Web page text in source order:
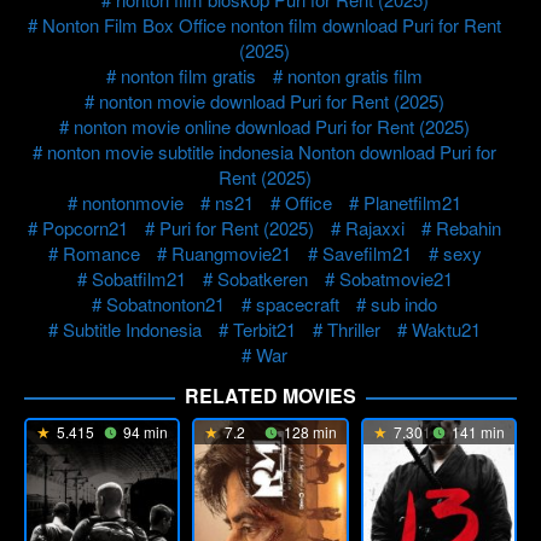
Nonton Film Box Office nonton film download Puri for Rent
(2025)
nonton film gratis
nonton gratis film
nonton movie download Puri for Rent (2025)
nonton movie online download Puri for Rent (2025)
nonton movie subtitle indonesia Nonton download Puri for
Rent (2025)
nontonmovie
ns21 Office
Planetfilm21
Popcorn21
Puri for Rent (2025) Rajaxxi
Rebahin
Romance
Ruangmovie21 Savefilm21
sexy
Sobatfilm21
Sobatkeren
Sobatmovie21
Sobatnonton21
spacecraft
sub indo
Subtitle Indonesia
Terbit21 Thriller
Waktu21
War
RELATED MOVIES
5.415 94 min 7.2 128 min 7.301 141 min